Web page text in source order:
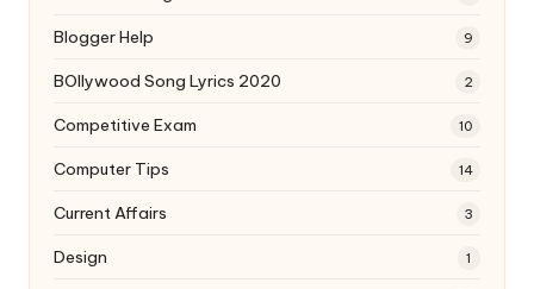
Blogger Help 9
BOllywood Song Lyrics 2020 2
Competitive Exam 10
Computer Tips 14
Current Affairs 3
Design 1